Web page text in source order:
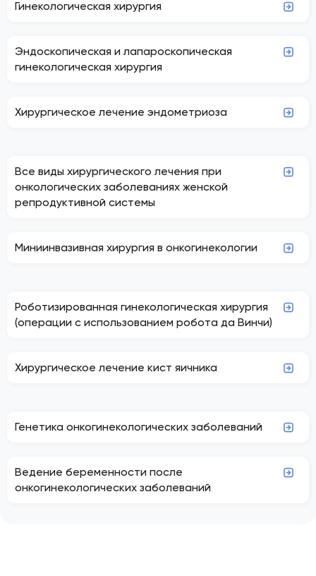
Гинекологическая хирургия
Эндоскопическая и лапароскопическая
гинекологическая хирургия
Хирургическое лечение эндометриоза
Все виды хирургического лечения при
онкологических заболеваниях женской
репродуктивной системы
Миниинвазивная хирургия в онкогинекологии
Роботизированная гинекологическая хирургия
(операции с использованием робота да Винчи)
Хирургическое лечение кист яичника
Генетика онкогинекологических заболеваний
Ведение беременности после
онкогинекологических заболеваний